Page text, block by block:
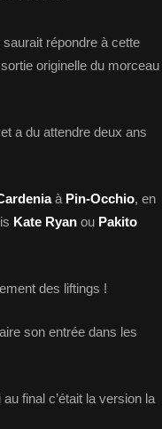
répondre à cette
originelle du morceau
a du attendre deux ans
à Pin-Occhio, en
Kate Ryan ou Pakito
des liftings !
son entrée dans les
final c’était la version la